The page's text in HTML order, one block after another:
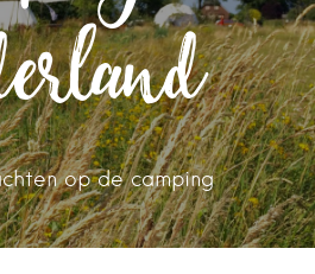
op de camping